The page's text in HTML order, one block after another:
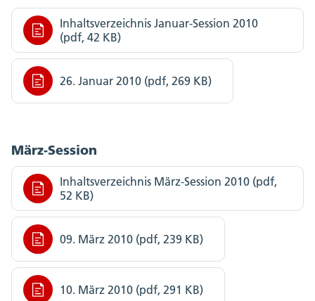
Inhaltsverzeichnis Januar-Session 2010
(pdf, 42 KB)
26. Januar 2010 (pdf, 269 KB)
März-Session
Inhaltsverzeichnis März-Session 2010 (pdf,
52 KB)
09. März 2010 (pdf, 239 KB)
10. März 2010 (pdf, 291 KB)